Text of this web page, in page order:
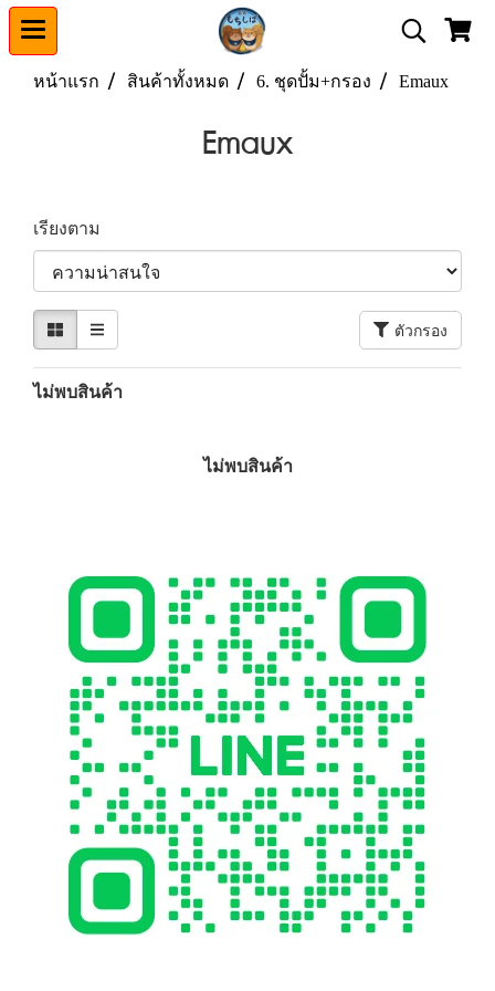
หน้าแรก สินค้าทั้งหมด 6. ชุดปั้ม+กรอง Emaux
Emaux
เรียงตาม
ตัวกรอง
ไม่พบสินค้า
ไม่พบสินค้า